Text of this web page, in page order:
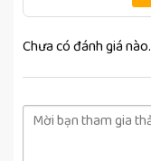
Chưa có đánh giá nào.